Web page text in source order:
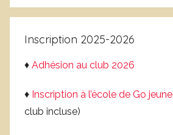
l
s
é
:
Inscription 2025-2026
♦ Adhésion au club 2026
♦ Inscription à l’école de Go jeune
club incluse)